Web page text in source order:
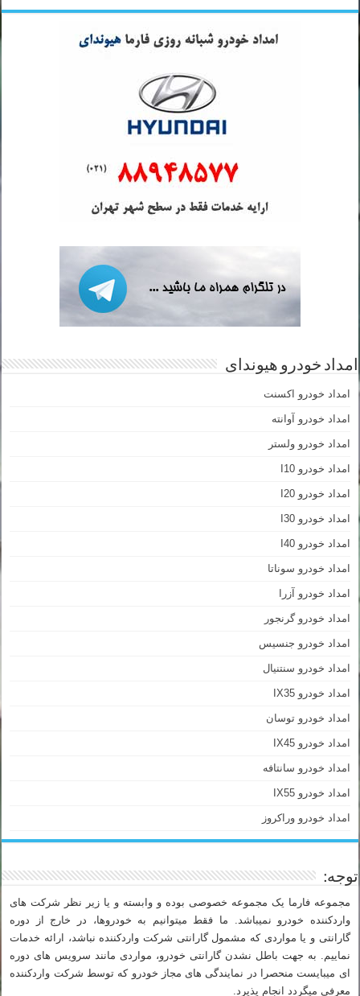
امداد خودرو هیوندای
امداد خودرو اکسنت
امداد خودرو آوانته
امداد خودرو ولستر
امداد خودرو I10
امداد خودرو I20
امداد خودرو I30
امداد خودرو I40
امداد خودرو سوناتا
امداد خودرو آزرا
امداد خودرو گرنجور
امداد خودرو جنسیس
امداد خودرو سنتنیال
امداد خودرو IX35
امداد خودرو توسان
امداد خودرو IX45
امداد خودرو سانتافه
امداد خودرو IX55
امداد خودرو وراکروز
توجه:
مجموعه فارما یک مجموعه خصوصی بوده و وابسته و یا زیر نظر شرکت های
واردکننده خودرو نمیباشد. ما فقط میتوانیم به خودروها، در خارج از دوره
گارانتی و یا مواردی که مشمول گارانتی شرکت واردکننده نباشد، ارائه خدمات
نماییم. به جهت باطل نشدن گارانتی خودرو، مواردی مانند سرویس های دوره
ای میبایست منحصرا در نمایندگی های مجاز خودرو که توسط شرکت واردکننده
معرفی میگردد انجام پذیرد.